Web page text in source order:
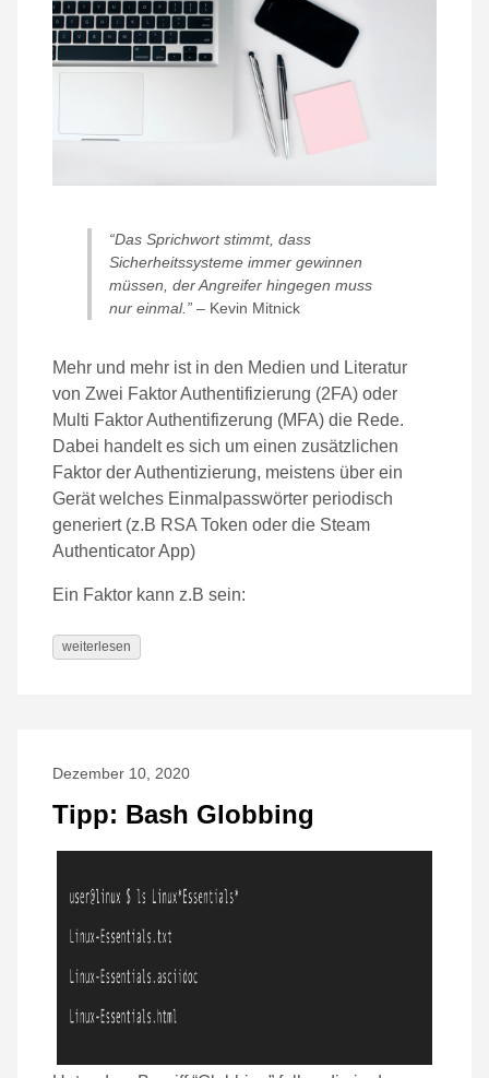
“Das Sprichwort stimmt, dass
Sicherheitssysteme immer gewinnen
müssen, der Angreifer hingegen muss
nur einmal.” – Kevin Mitnick
Mehr und mehr ist in den Medien und Literatur
von Zwei Faktor Authentifizierung (2FA) oder
Multi Faktor Authentifizerung (MFA) die Rede.
Dabei handelt es sich um einen zusätzlichen
Faktor der Authentizierung, meistens über ein
Gerät welches Einmalpasswörter periodisch
generiert (z.B RSA Token oder die Steam
Authenticator App)
Ein Faktor kann z.B sein:
weiterlesen
Dezember 10, 2020
Tipp: Bash Globbing